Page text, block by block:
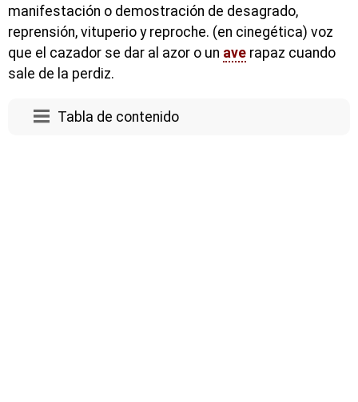
manifestación o demostración de desagrado,
reprensión, vituperio y reproche. (en cinegética) voz
que el cazador se dar al azor o un ave rapaz cuando
sale de la perdiz.
Tabla de contenido